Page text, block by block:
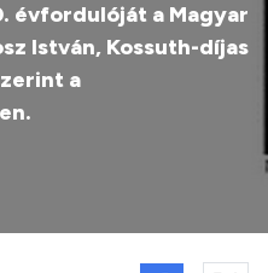
évfordulóját a Magyar
István, Kossuth-díjas
a